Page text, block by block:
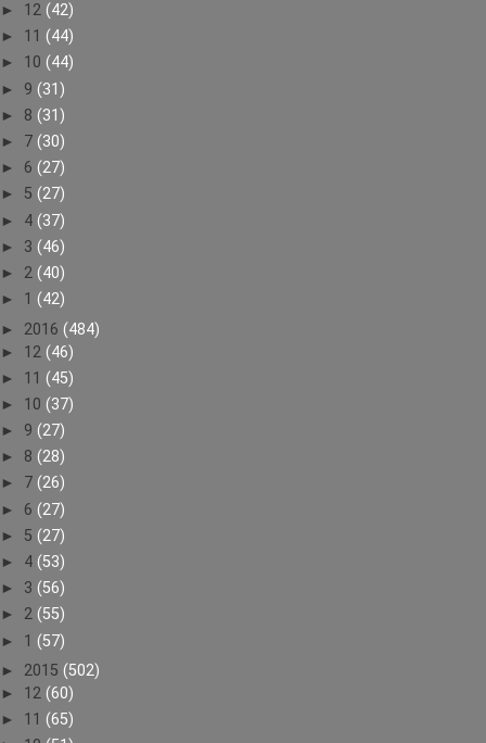
► 12 (42)
► 11 (44)
► 10 (44)
► 9 (31)
► 8 (31)
► 7 (30)
► 6 (27)
► 5 (27)
► 4 (37)
► 3 (46)
► 2 (40)
► 1 (42)
► 2016 (484)
► 12 (46)
► 11 (45)
► 10 (37)
► 9 (27)
► 8 (28)
► 7 (26)
► 6 (27)
► 5 (27)
► 4 (53)
► 3 (56)
► 2 (55)
► 1 (57)
► 2015 (502)
► 12 (60)
► 11 (65)